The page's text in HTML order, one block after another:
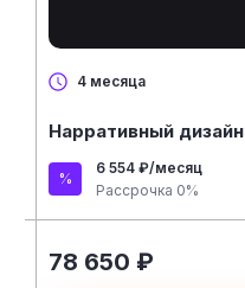
4 месяца
Нарративный дизайн
6 554 ₽/месяц
Рассрочка 0%
78 650 ₽